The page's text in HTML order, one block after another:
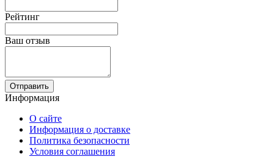
Рейтинг
Ваш отзыв
Отправить
Информация
О сайте
Информация о доставке
Политика безопасности
Условия соглашения